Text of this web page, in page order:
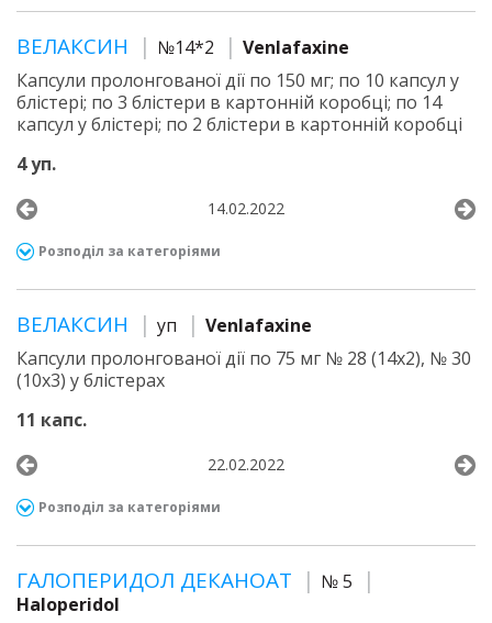
ВЕЛАКСИН №14*2
Venlafaxine
Капсули пролонгованої дії по 150 мг; по 10 капсул у
блістері; по 3 блістери в картонній коробці; по 14
капсул у блістері; по 2 блістери в картонній коробці
4 уп.
14.02.2022
Розподіл за категоріями
ВЕЛАКСИН уп
Venlafaxine
Капсули пролонгованої дії по 75 мг № 28 (14х2), № 30
(10х3) у блістерах
11 капс.
22.02.2022
Розподіл за категоріями
ГАЛОПЕРИДОЛ ДЕКАНОАТ
№ 5
Haloperidol